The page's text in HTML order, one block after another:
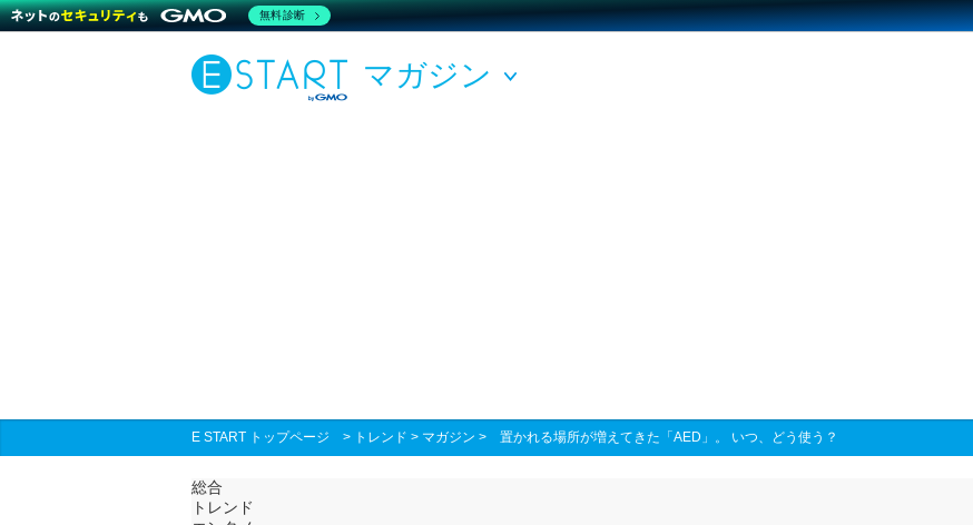
マガジン
E START トップページ > トレンド > マガジン > 置かれる場所が増えてきた「AED」。 いつ、どう使う？
総合
トレンド
無料診断